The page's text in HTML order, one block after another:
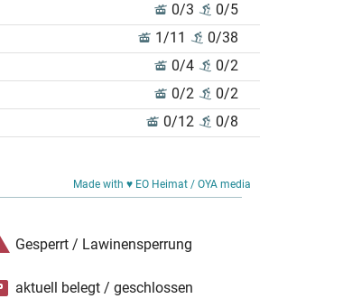
0/3 0/5
1/11 0/38
0/4 0/2
0/2 0/2
0/12 0/8
Made with ♥ EO Heimat / OYA media
Gesperrt / Lawinensperrung
aktuell belegt / geschlossen